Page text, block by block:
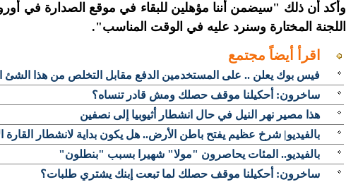
وأكد أن ذلك "سيضمن أننا مؤهلين للبقاء في موقع الصدارة في
اللجنة المختارة وسنرد عليه في الوقت المناسب".
اقرأ أيضاً مجتمع
فيس بوك يعلن .. على المستخدمين الدفع مقابل التخلص من هذا الشئ
ساخرون: أحكيلنا موقف حصلك ومش قادر تنساه؟
هذا مصير نهر النيل في حال انشطار أثيوبيا إلى نصفين
بالفيديو| شرخ عظيم يفتح باطن الأرض.. هل يكون بداية لانشطار القارة
بالفيديو.. المئات يحاصرون "مولا" شهيرا بسبب "بنطلون"
ساخرون: أحكيلنا موقف حصلك لما تبعت إبنك يشتري طلبات؟